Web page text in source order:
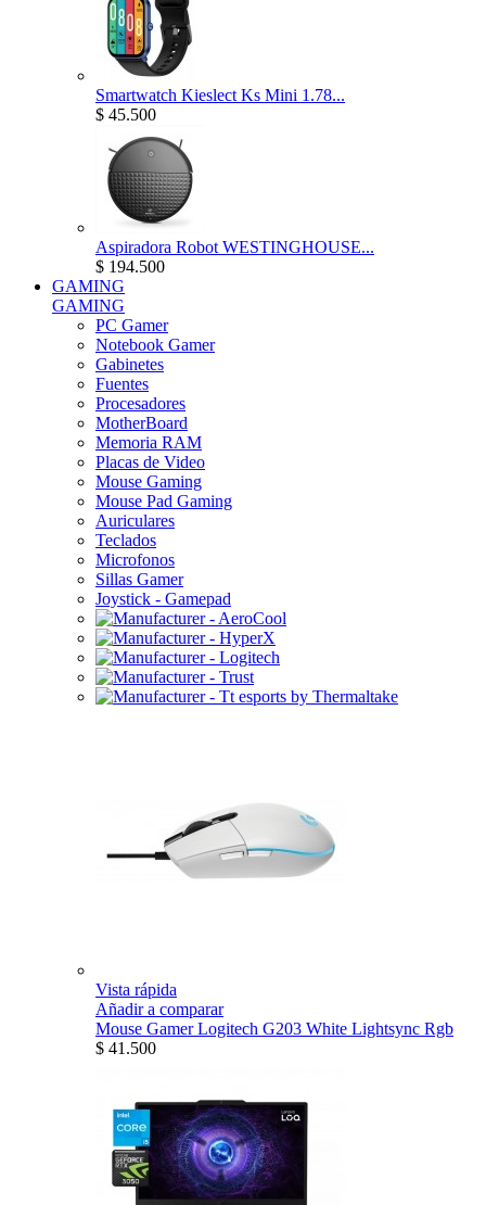
Smartwatch Kieslect Ks Mini 1.78...
$ 45.500
Aspiradora Robot WESTINGHOUSE...
$ 194.500
GAMING
GAMING
PC Gamer
Notebook Gamer
Gabinetes
Fuentes
Procesadores
MotherBoard
Memoria RAM
Placas de Video
Mouse Gaming
Mouse Pad Gaming
Auriculares
Teclados
Microfonos
Sillas Gamer
Joystick - Gamepad
Vista rápida
Añadir a comparar
Mouse Gamer Logitech G203 White Lightsync Rgb
$ 41.500